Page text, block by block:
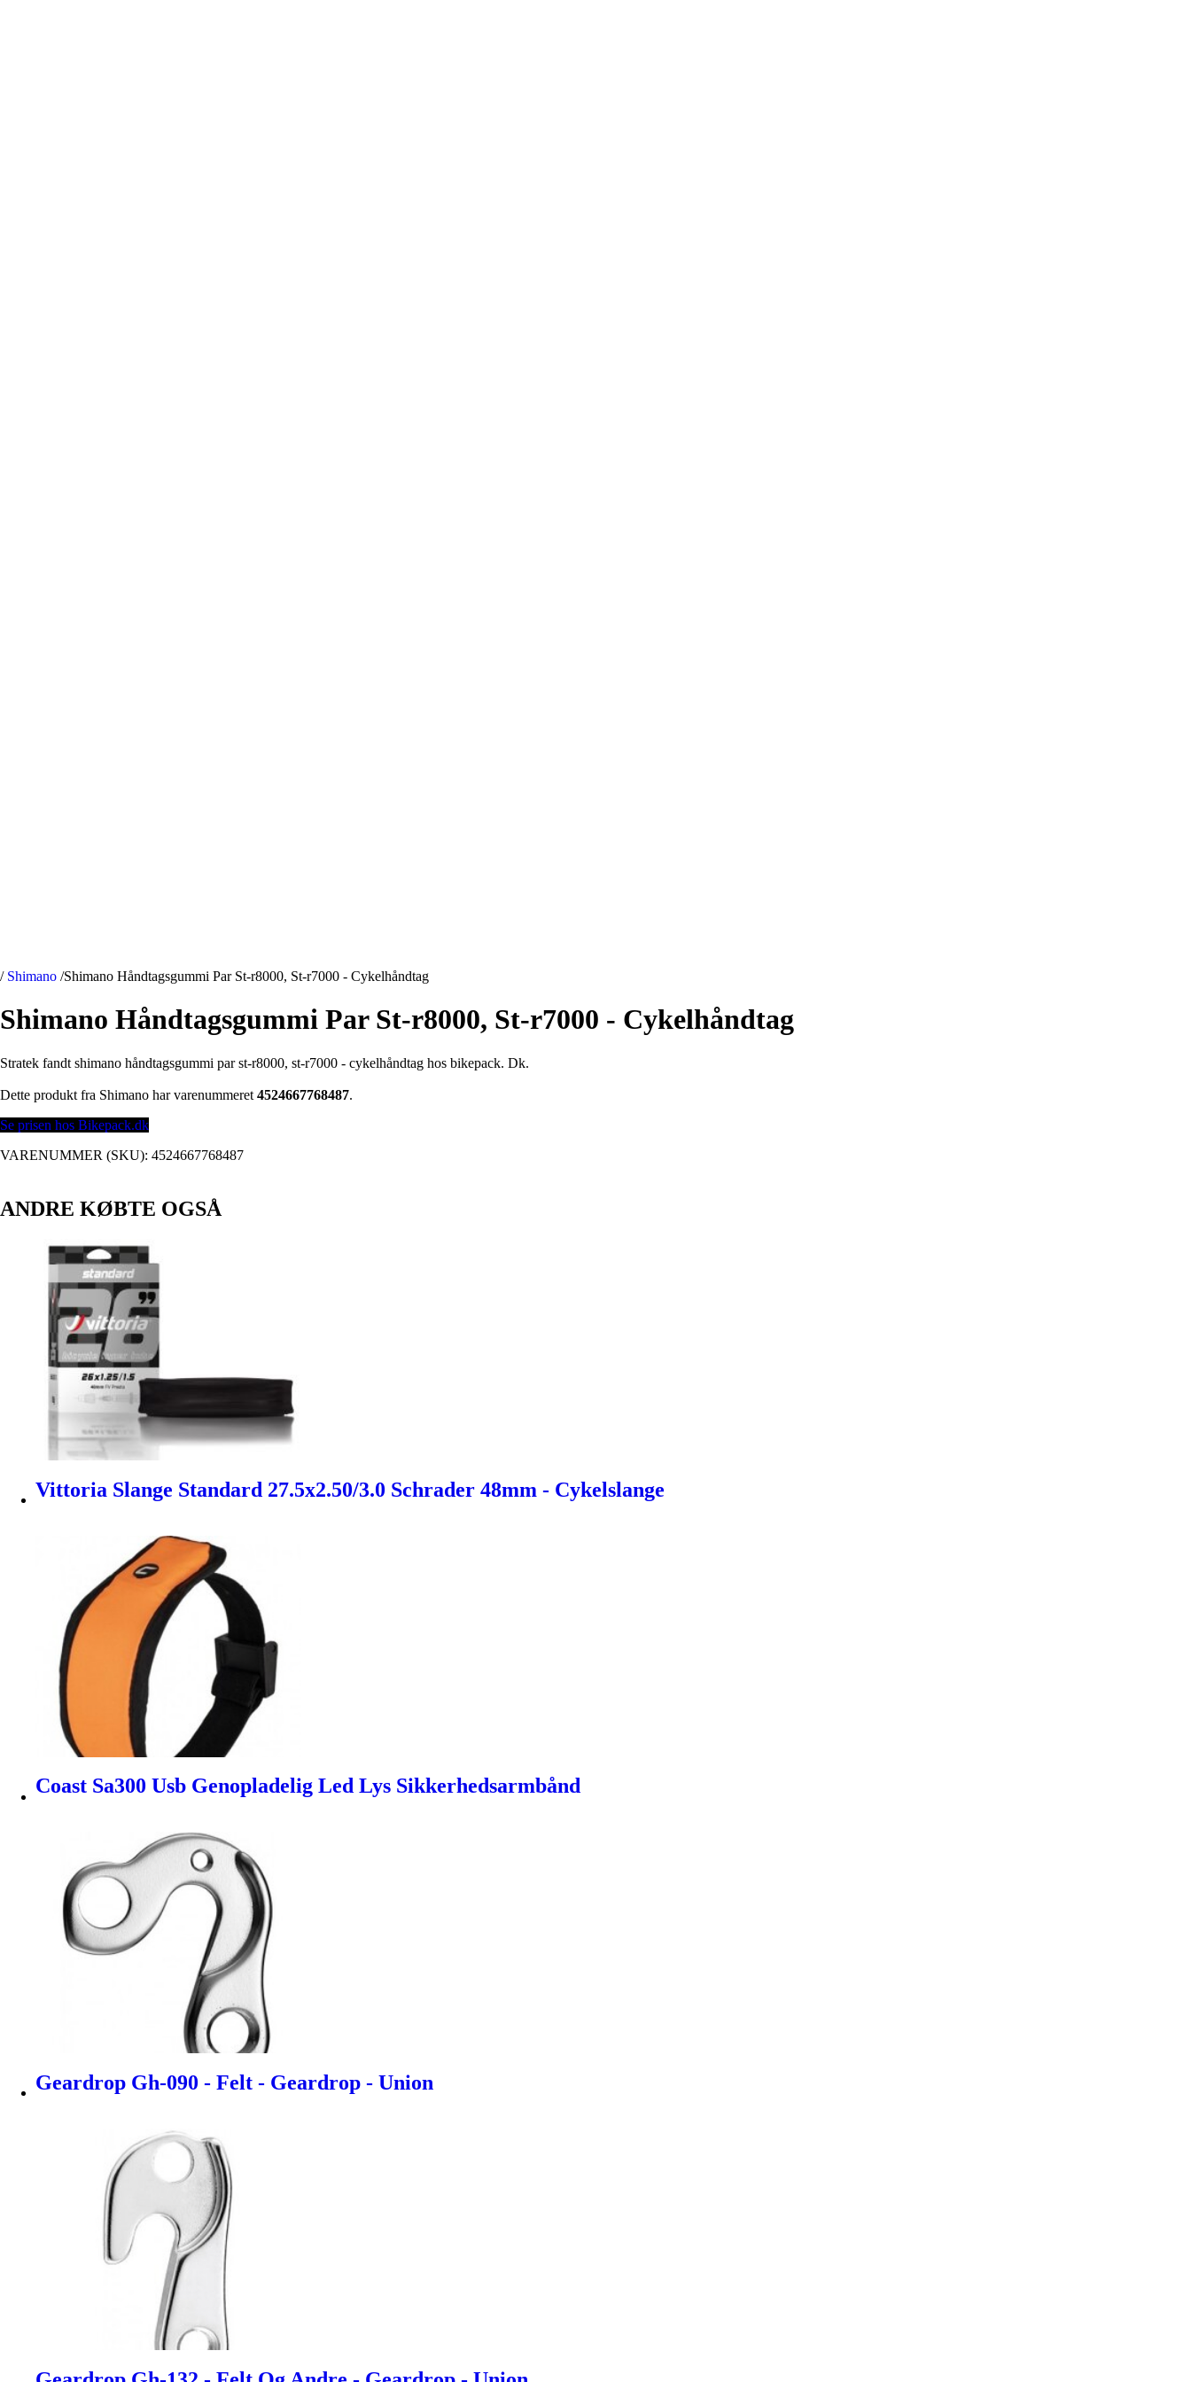
/ Shimano /Shimano Håndtagsgummi Par St-r8000, St-r7000 - Cykelhåndtag
Shimano Håndtagsgummi Par St-r8000, St-r7000 - Cykelhåndtag
Stratek fandt shimano håndtagsgummi par st-r8000, st-r7000 - cykelhåndtag hos bikepack. Dk.
Dette produkt fra Shimano har varenummeret 4524667768487.
Se prisen hos Bikepack.dk
VARENUMMER (SKU): 4524667768487
ANDRE KØBTE OGSÅ
Vittoria Slange Standard 27.5x2.50/3.0 Schrader 48mm - Cykelslange
Coast Sa300 Usb Genopladelig Led Lys Sikkerhedsarmbånd
Geardrop Gh-090 - Felt - Geardrop - Union